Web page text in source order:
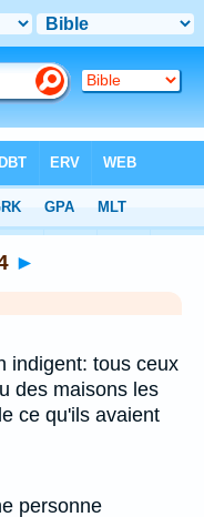
►
indigent: tous ceux
des maisons les
ce qu'ils avaient
personne